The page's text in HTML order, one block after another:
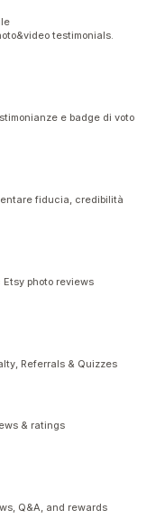
testimonials.
e badge di voto
fiducia, credibilità
photo reviews
Referrals & Quizzes
& ratings
Q&A, and rewards